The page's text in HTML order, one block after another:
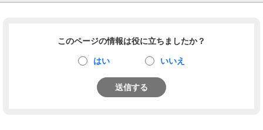
このページの情報は役に立ちましたか？
はい いいえ
送信する